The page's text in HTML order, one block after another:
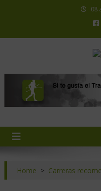
08
Home > Carreras